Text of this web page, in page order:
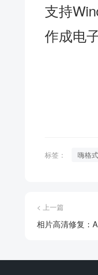
支持
作成电
标签： 嗨格
< 上一篇
相片高清修复：